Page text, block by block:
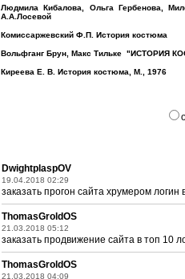
Людмила Кибалова, Ольга Гербенова,
А.А.Лосевой
Комиссаржевский Ф.П. История костюма
Вольфганг Брун, Макс Тильке "ИСТОРИЯ
Киреева Е. В. История костюма, М., 1976
DwightplaspOV
19.04.2018 02:29
заказать прогон сайта хрумером логин
ThomasGroldOS
21.03.2018 05:12
заказать продвижение сайта в топ 10
ThomasGroldOS
21.03.2018 04:09